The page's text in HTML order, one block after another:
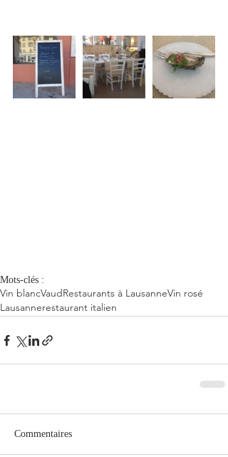
Mots-clés :
Vin blancVaudRestaurants à LausanneVin rosé
Lausannerestaurant italien
Commentaires